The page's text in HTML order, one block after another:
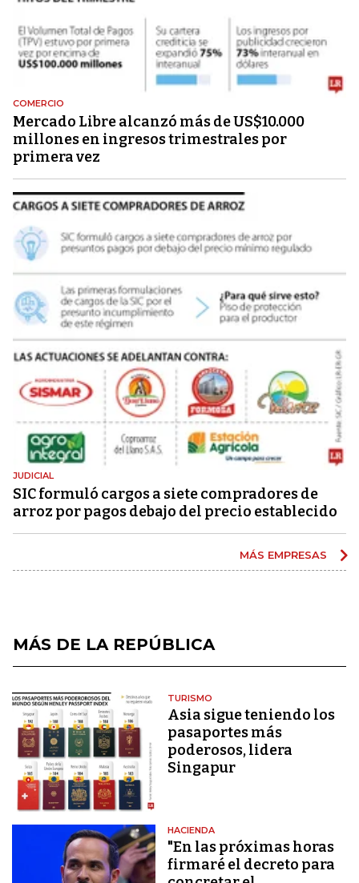
COMERCIO
Mercado Libre alcanzó más de US$10.000
millones en ingresos trimestrales por
primera vez
JUDICIAL
SIC formuló cargos a siete compradores de
arroz por pagos debajo del precio establecido
MÁS EMPRESAS
MÁS DE LA REPÚBLICA
TURISMO
Asia sigue teniendo los
pasaportes más
poderosos, lidera
Singapur
HACIENDA
"En las próximas horas
firmaré el decreto para